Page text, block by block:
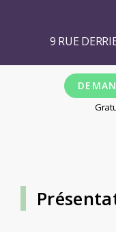
9 RUE